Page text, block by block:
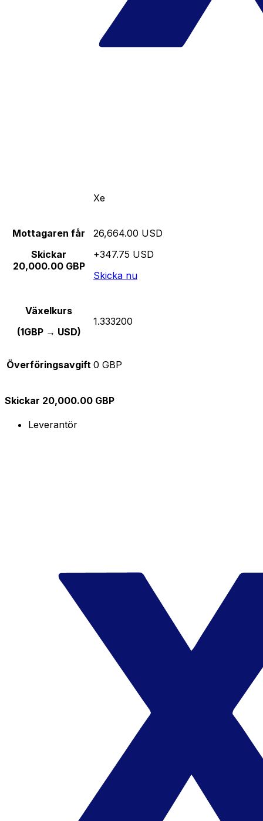
Xe
Mottagaren får
Skickar
20,000.00 GBP
26,664.00 USD
+347.75 USD
Skicka nu
Växelkurs
(1GBP → USD)
1.333200
Överföringsavgift 0 GBP
Skickar 20,000.00 GBP
Leverantör